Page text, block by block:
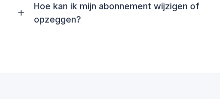
Hoe kan ik mijn abonnement wijzigen of
opzeggen?